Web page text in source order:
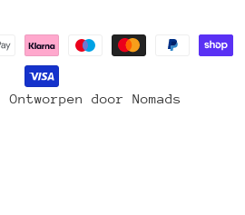
.Ontworpen door Nomads